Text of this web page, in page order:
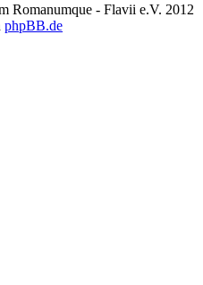
Romanumque - Flavii e.V. 2012
phpBB.de